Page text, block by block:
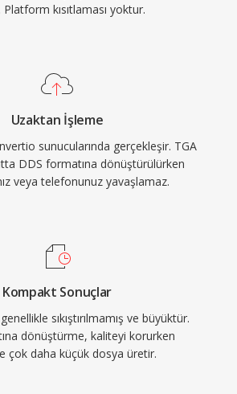
Platform kısıtlaması yoktur.
Uzaktan İşleme
sunucularında gerçekleşir. TGA
DDS formatına dönüştürülürken
veya telefonunuz yavaşlamaz.
Kompakt Sonuçlar
sıkıştırılmamış ve büyüktür.
dönüştürme, kaliteyi korurken
çok daha küçük dosya üretir.